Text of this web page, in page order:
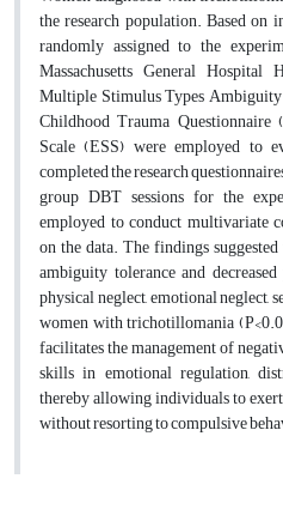
the research population. Based on
randomly assigned to the
Massachusetts General
Multiple Stimulus Types
Childhood Trauma
Scale (ESS) were employed to
completed the research
group DBT sessions for the
employed to conduct multivariate
on the data. The findings
ambiguity tolerance and
physical neglect, emotional neglect,
women with trichotillomania
facilitates the management of
skills in emotional regulation,
thereby allowing individuals to
without resorting to compulsive